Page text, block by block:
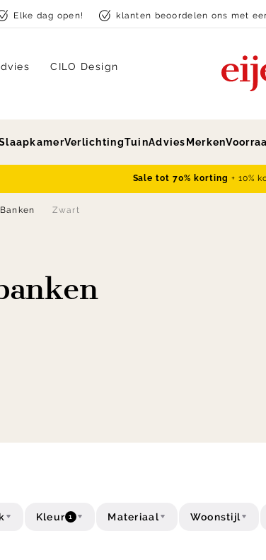
Elke dag open! klanten beoordelen ons met
CILO Design
VerlichtingTuinAdvies Merken
Sale tot 70% korting + 10%
Banken Zwart
Kleur 1 Materiaal Woonstijl